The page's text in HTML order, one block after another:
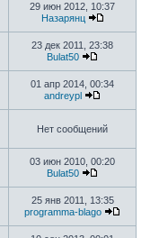
29 июн 2012, 10:37
Назарянц
23 дек 2011, 23:38
Bulat50
01 апр 2014, 00:34
andreypl
Нет сообщений
03 июн 2010, 00:20
Bulat50
25 янв 2011, 13:35
programma-blago